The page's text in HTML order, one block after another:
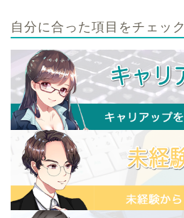
自分に合った項目をチェック